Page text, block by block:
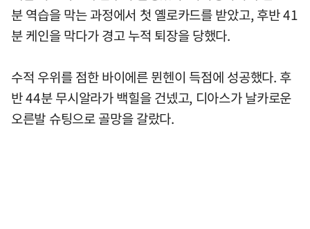
분 역습을 막는 과정에서 첫 옐로카드를 받았고, 후반 41
분 케인을 막다가 경고 누적 퇴장을 당했다.
수적 우위를 점한 바이에른 뮌헨이 득점에 성공했다. 후
반 44분 무시알라가 백힐을 건넸고, 디아스가 날카로운
오른발 슈팅으로 골망을 갈랐다.